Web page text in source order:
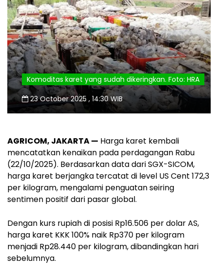
Komoditas karet yang sudah dikeringkan. Foto: HRA
23 October 2025 , 14:30 WIB
AGRICOM, JAKARTA — Harga karet kembali
mencatatkan kenaikan pada perdagangan Rabu
(22/10/2025). Berdasarkan data dari SGX-SICOM,
harga karet berjangka tercatat di level US Cent 172,3
per kilogram, mengalami penguatan seiring
sentimen positif dari pasar global.
Dengan kurs rupiah di posisi Rp16.506 per dolar AS,
harga karet KKK 100% naik Rp370 per kilogram
menjadi Rp28.440 per kilogram, dibandingkan hari
sebelumnya.